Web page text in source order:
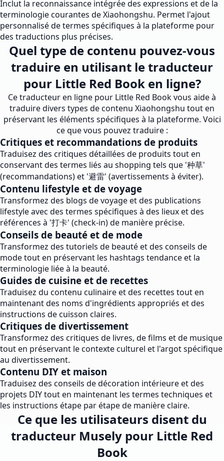
Inclut la reconnaissance intégrée des expressions et de la
terminologie courantes de Xiaohongshu. Permet l'ajout
personnalisé de termes spécifiques à la plateforme pour
des traductions plus précises.
Quel type de contenu pouvez-vous
traduire en utilisant le traducteur
pour Little Red Book en ligne?
Ce traducteur en ligne pour Little Red Book vous aide à
traduire divers types de contenu Xiaohongshu tout en
préservant les éléments spécifiques à la plateforme. Voici
ce que vous pouvez traduire :
Critiques et recommandations de produits
Traduisez des critiques détaillées de produits tout en
conservant des termes liés au shopping tels que '种草'
(recommandations) et '避雷' (avertissements à éviter).
Contenu lifestyle et de voyage
Transformez des blogs de voyage et des publications
lifestyle avec des termes spécifiques à des lieux et des
références à '打卡' (check-in) de manière précise.
Conseils de beauté et de mode
Transformez des tutoriels de beauté et des conseils de
mode tout en préservant les hashtags tendance et la
terminologie liée à la beauté.
Guides de cuisine et de recettes
Traduisez du contenu culinaire et des recettes tout en
maintenant des noms d'ingrédients appropriés et des
instructions de cuisson claires.
Critiques de divertissement
Transformez des critiques de livres, de films et de musique
tout en préservant le contexte culturel et l'argot spécifique
au divertissement.
Contenu DIY et maison
Traduisez des conseils de décoration intérieure et des
projets DIY tout en maintenant les termes techniques et
les instructions étape par étape de manière claire.
Ce que les utilisateurs disent du
traducteur Musely pour Little Red
Book